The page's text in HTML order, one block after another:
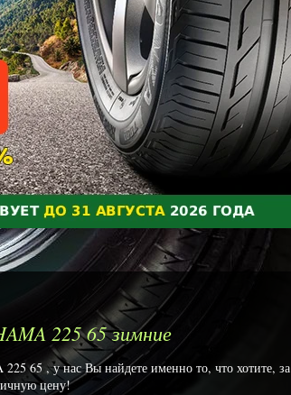
225 65 зимние
65 , у нас Вы найдете именно то, что хотите, за
цену!